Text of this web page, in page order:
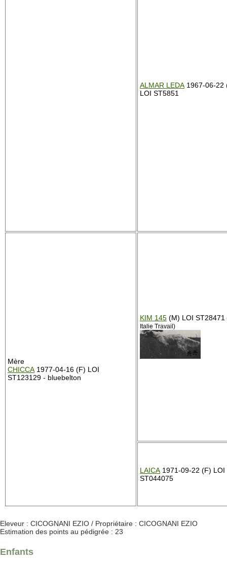
ALMAR LEDA 1967-06-22
LOI ST5851
Mère
CHICCA 1977-04-16 (F) LOI
ST123129 - bluebelton
KIM 145 (M) LOI ST28471
Italie Travail)
LAICA 1971-09-22 (F) LOI
ST044075
Eleveur : CICOGNANI EZIO / Propriétaire : CICOGNANI EZIO
Estimation des points au pédigrée : 23
Enfants